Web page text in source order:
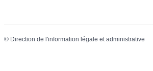
© Direction de l'information légale et administrative